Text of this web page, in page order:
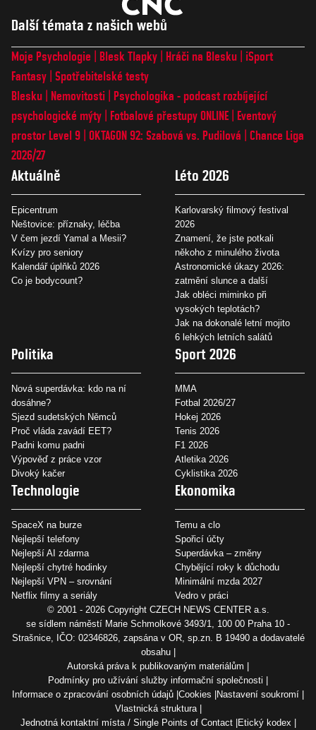
Další témata z našich webů
Moje Psychologie Blesk Tlapky Hráči na Blesku
iSport
Fantasy Spotřebitelské testy
Blesku
Nemovitosti
Psychologika - podcast rozbíjející
psychologické mýty
Fotbalové přestupy ONLINE
Eventový
prostor Level 9 OKTAGON 92: Szabová vs. Pudilová
Chance Liga
2026/27
Aktuálně
Epicentrum
Neštovice: příznaky, léčba
V čem jezdí Yamal a Mesii?
Kvízy pro seniory
Kalendář úplňků 2026
Co je bodycount?
Léto 2026
Karlovarský filmový festival
2026
Znamení, že jste potkali
někoho z minulého života
Astronomické úkazy 2026:
zatmění slunce a další
Jak obléci miminko při
vysokých teplotách?
Jak na dokonalé letní mojito
6 lehkých letních salátů
Politika
Nová superdávka: kdo na ní
dosáhne?
Sjezd sudetských Němců
Proč vláda zavádí EET?
Padni komu padni
Výpověď z práce vzor
Divoký kačer
Sport 2026
MMA
Fotbal 2026/27
Hokej 2026
Tenis 2026
F1 2026
Atletika 2026
Cyklistika 2026
Technologie
SpaceX na burze
Nejlepší telefony
Nejlepší AI zdarma
Nejlepší chytré hodinky
Nejlepší VPN – srovnání
Netflix filmy a seriály
Ekonomika
Temu a clo
Spořicí účty
Superdávka – změny
Chybějící roky k důchodu
Minimální mzda 2027
Vedro v práci
© 2001 - 2026 Copyright CZECH NEWS CENTER a.s.
se sídlem náměstí Marie Schmolkové 3493/1, 100 00 Praha 10 -
Strašnice, IČO: 02346826, zapsána v OR, sp.zn. B 19490 a dodavatelé
obsahu
Autorská práva k publikovaným materiálům
Podmínky pro užívání služby informační společnosti
Informace o zpracování osobních údajů Cookies Nastavení soukromí
Vlastnická struktura
Jednotná kontaktní místa / Single Points of Contact Etický kodex